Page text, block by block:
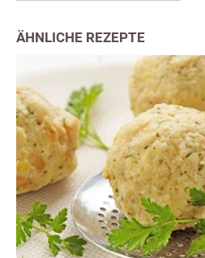
ÄHNLICHE REZEPTE